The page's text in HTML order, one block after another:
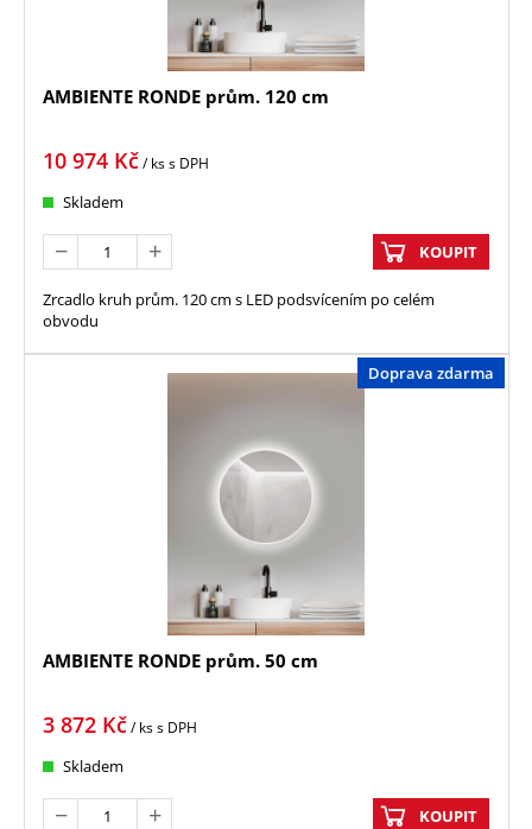
AMBIENTE RONDE prům. 120 cm
10 974 Kč/ kss DPH
Skladem
KOUPIT
Zrcadlo kruh prům. 120 cm s LED podsvícením po celém
obvodu
Doprava zdarma
AMBIENTE RONDE prům. 50 cm
3 872 Kč/ kss DPH
Skladem
KOUPIT